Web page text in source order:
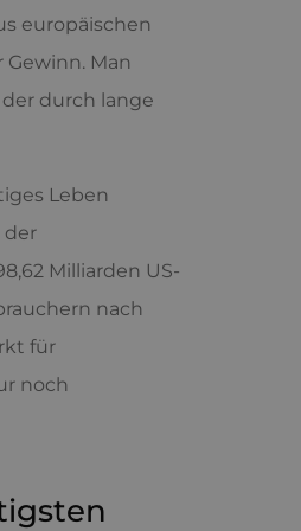
europäischen
Man
durch lange
Leben
der
Milliarden US-
nach
für
noch